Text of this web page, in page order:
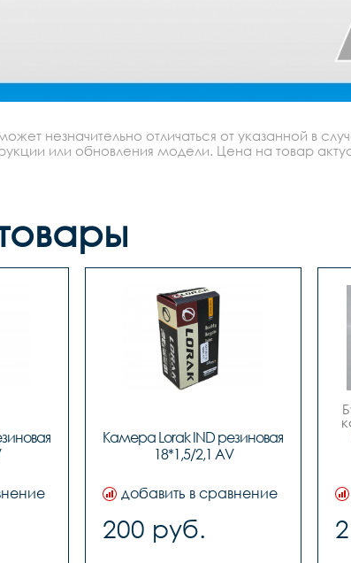
незначительно отличаться от указанной в
или обновления модели. Цена на товар
Камера Lorak IND резиновая
18*1,5/2,1 AV
добавить в сравнение
200 руб.